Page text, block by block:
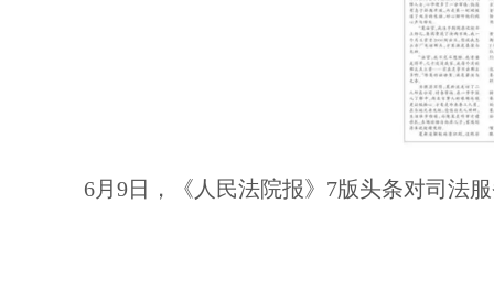
6月9日，《人民法院报》7版头条对司法